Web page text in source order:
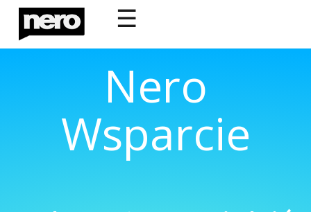
☰
Nero
Wsparcie